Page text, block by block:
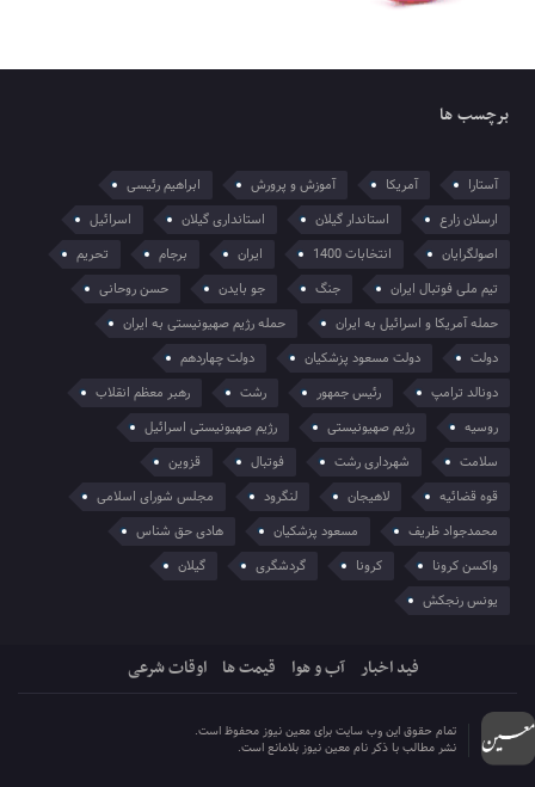
برچسب ها
آستارا آمریکا آموزش و پرورش
ابراهیم رئیسی
ارسلان زارع
استاندار گیلان استانداری گیلان
اسرائیل
اصولگرایان
انتخابات 1400 ایران برجام
تحریم
تیم ملی فوتبال ایران
جنگ جو بایدن
حسن روحانی
حمله آمریکا و اسرائیل به ایران
حمله رژیم صهیونیستی به ایران
دولت
دولت مسعود پزشکیان
دولت چهاردهم
دونالد ترامپ
رئیس جمهور رشت
رهبر معظم انقلاب
روسیه
رژیم صهیونیستی
رژیم صهیونیستی اسرائیل
سلامت
شهرداری رشت فوتبال
قزوین
قوه قضائیه
لاهیجان لنگرود
مجلس شورای اسلامی
محمدجواد ظریف
مسعود پزشکیان
هادی حق شناس
واکسن کرونا
کرونا گردشگری
گیلان
یونس رنجکش
فید اخبار آب و هوا قیمت ها اوقات شرعی
تمام حقوق این وب سایت برای معین نیوز محفوظ است.
نشر مطالب با ذکر نام معین نیوز بلامانع است.